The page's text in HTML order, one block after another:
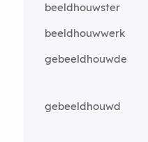
beeldhouwster
beeldhouwwerk
gebeeldhouwde
gebeeldhouwd